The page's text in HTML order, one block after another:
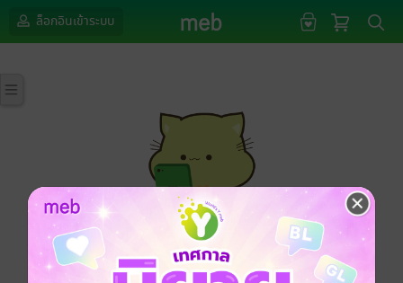
ล็อกอินเข้าระบบ
กรุณาเข้าสู่ระบบก่อนดำเนินรายการด้วยค่ะ